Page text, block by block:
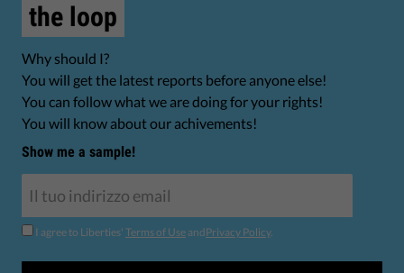
the loop
Why should I?
You will get the latest reports before anyone else!
You can follow what we are doing for your rights!
You will know about our achivements!
Show me a sample!
I agree to Liberties' Terms of Use andPrivacy Policy.